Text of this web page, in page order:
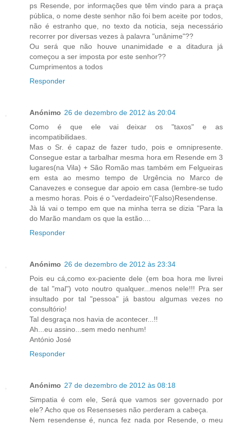
ps Resende, por informações que têm vindo para a praça
pública, o nome deste senhor não foi bem aceite por todos,
não é estranho que, no texto da noticia, seja necessário
recorrer por diversas vezes à palavra "unânime"??
Ou será que não houve unanimidade e a ditadura já
começou a ser imposta por este senhor??
Cumprimentos a todos
Responder
Anónimo 26 de dezembro de 2012 às 20:04
Como é que ele vai deixar os "taxos" e as
incompatibilidaes.
Mas o Sr. é capaz de fazer tudo, pois e omnipresente.
Consegue estar a tarbalhar mesma hora em Resende em 3
lugares(na Vila) + São Romão mas também em Felgueiras
em esta ao mesmo tempo de Urgência no Marco de
Canavezes e consegue dar apoio em casa (lembre-se tudo
a mesmo horas. Pois é o "verdadeiro"(Falso)Resendense.
Jà lá vai o tempo em que na minha terra se dizia "Para la
do Marão mandam os que la estão....
Responder
Anónimo 26 de dezembro de 2012 às 23:34
Pois eu cá,como ex-paciente dele (em boa hora me livrei
de tal "mal") voto noutro qualquer...menos nele!!! Pra ser
insultado por tal "pessoa" já bastou algumas vezes no
consultório!
Tal desgraça nos havia de acontecer...!!
Ah...eu assino...sem medo nenhum!
António José
Responder
Anónimo 27 de dezembro de 2012 às 08:18
Simpatia é com ele, Será que vamos ser governado por
ele? Acho que os Resenseses não perderam a cabeça.
Nem resendense é, nunca fez nada por Resende, o meu